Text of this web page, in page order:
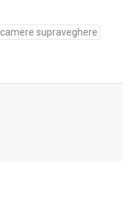
camere supraveghere